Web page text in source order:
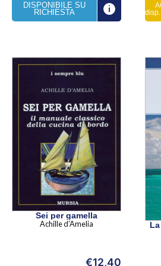
DISPONIBILE SU
RICHIESTA
Sei per gamella
Achille d’Amelia
€12,40